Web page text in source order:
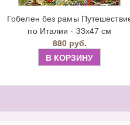
Гобелен без рамы
по Италии - 33х47 см
880 руб.
В КОРЗИНУ